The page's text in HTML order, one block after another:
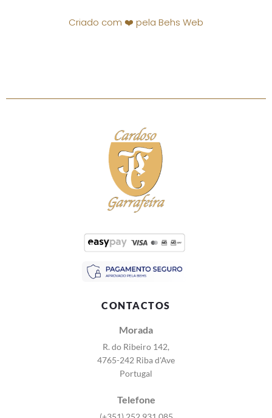
Criado com ❤️ pela Behs Web
CONTACTOS
Morada
R. do Ribeiro 142,
4765-242 Riba d'Ave
Portugal
Telefone